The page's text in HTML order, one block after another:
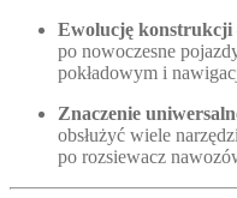
Ewolucję konstrukcji
po nowoczesne
pokładowym i
Znaczenie
obsłużyć wiele
po rozsiewacz